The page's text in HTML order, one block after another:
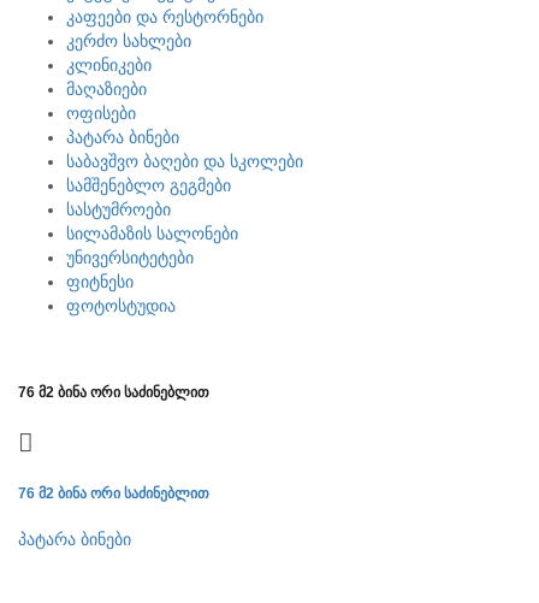
კაფეები და რესტორნები
კერძო სახლები
კლინიკები
მაღაზიები
ოფისები
პატარა ბინები
საბავშვო ბაღები და სკოლები
სამშენებლო გეგმები
სასტუმროები
სილამაზის სალონები
უნივერსიტეტები
ფიტნესი
ფოტოსტუდია
76 მ2 ბინა ორი საძინებლით
76 მ2 ბინა ორი საძინებლით
პატარა ბინები